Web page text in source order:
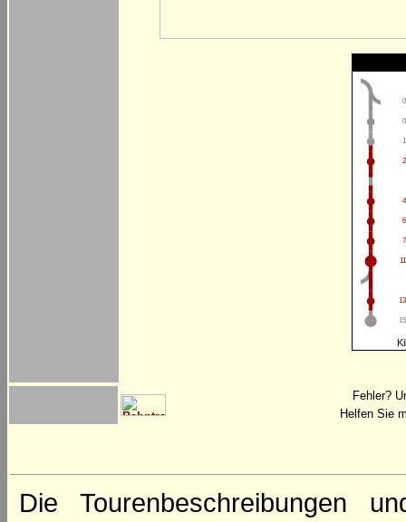
Fehler?
Helfen Sie
Die Tourenbeschreibungen